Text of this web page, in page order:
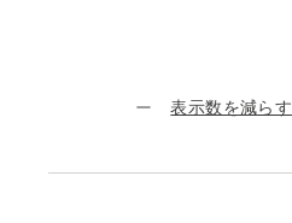
表示数を減らす